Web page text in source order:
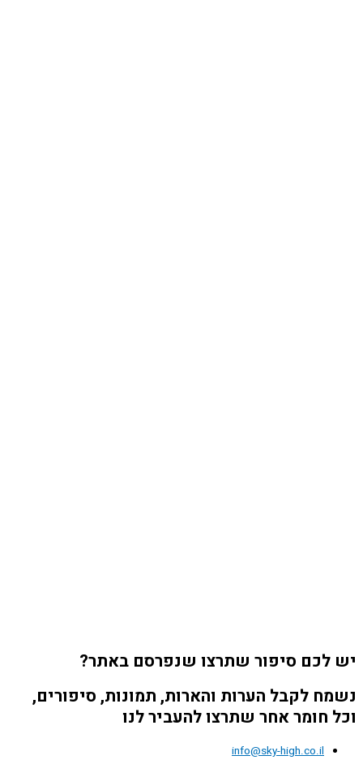
יש לכם סיפור שתרצו שנפרסם באתר?
נשמח לקבל הערות והארות, תמונות, סיפורים,
וכל חומר אחר שתרצו להעביר לנו
info@sky-high.co.il